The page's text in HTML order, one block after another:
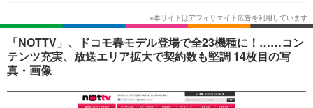
韓国・芸能
音楽 スポーツ
ショッピング その他
ライフTOP グルメ
ペット ショッピング
リリース一覧
プッシュ通知の停止方法
「NOTTV」、ドコモ春モデル登場で全23機種に！……コン
テンツ充実、放送エリア拡大で契約数も堅調 14枚目の写
真・画像